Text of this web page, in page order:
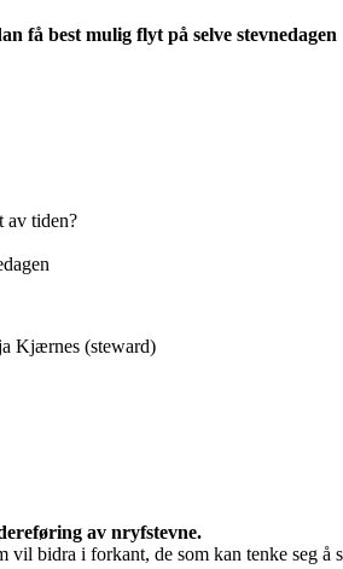
få best mulig flyt på selve stevnedagen
av tiden?
Kjærnes (steward)
av nryfstevne.
bidra i forkant, de som kan tenke seg å